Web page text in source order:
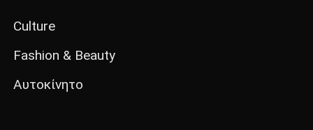
Culture
Fashion & Beauty
Αυτοκίνητο